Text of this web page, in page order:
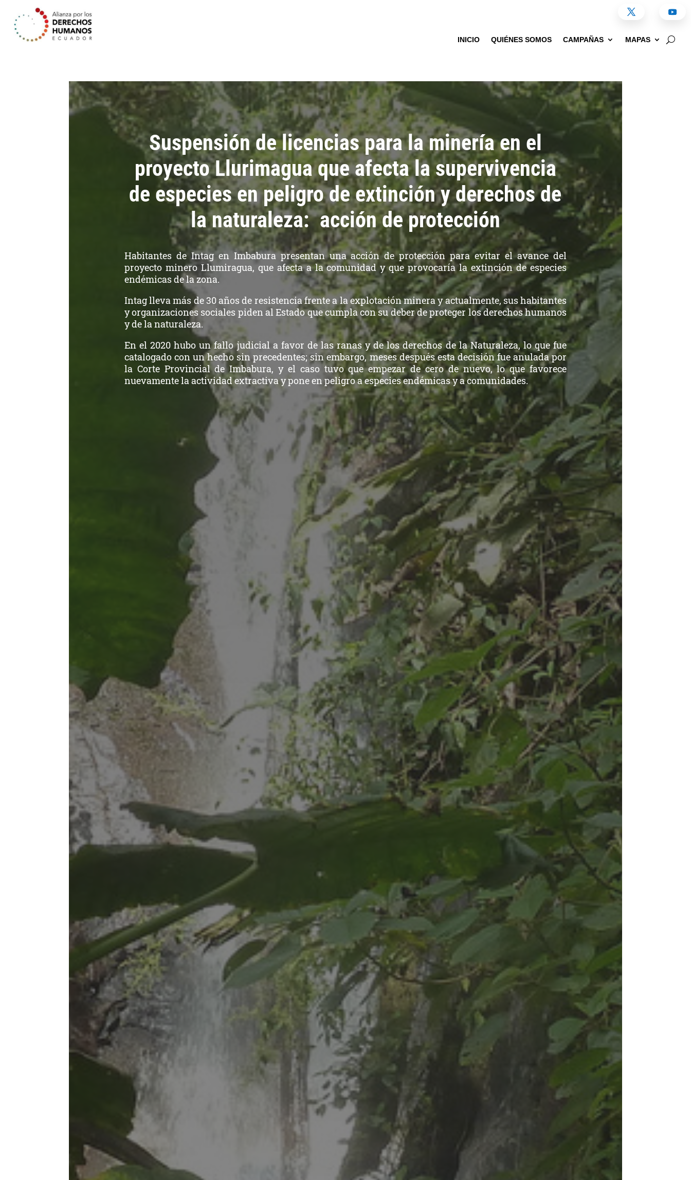
INICIO QUIÉNES SOMOS CAMPAÑAS MAPAS
Suspensión de licencias para la minería en el
proyecto Llurimagua que afecta la supervivencia
de especies en peligro de extinción y derechos de
la naturaleza: acción de protección
Habitantes de Intag en Imbabura presentan una acción de protección para evitar el avance del
proyecto minero Llumiragua, que afecta a la comunidad y que provocaría la extinción de especies
endémicas de la zona.
Intag lleva más de 30 años de resistencia frente a la explotación minera y actualmente, sus habitantes
y organizaciones sociales piden al Estado que cumpla con su deber de proteger los derechos humanos
y de la naturaleza.
En el 2020 hubo un fallo judicial a favor de las ranas y de los derechos de la Naturaleza, lo que fue
catalogado con un hecho sin precedentes; sin embargo, meses después esta decisión fue anulada por
la Corte Provincial de Imbabura, y el caso tuvo que empezar de cero de nuevo, lo que favorece
nuevamente la actividad extractiva y pone en peligro a especies endémicas y a comunidades.